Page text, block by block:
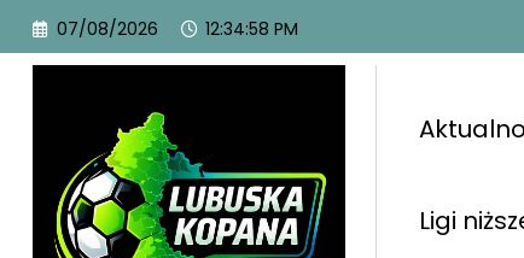
07/08/2026 12:34:59 PM
Ligi